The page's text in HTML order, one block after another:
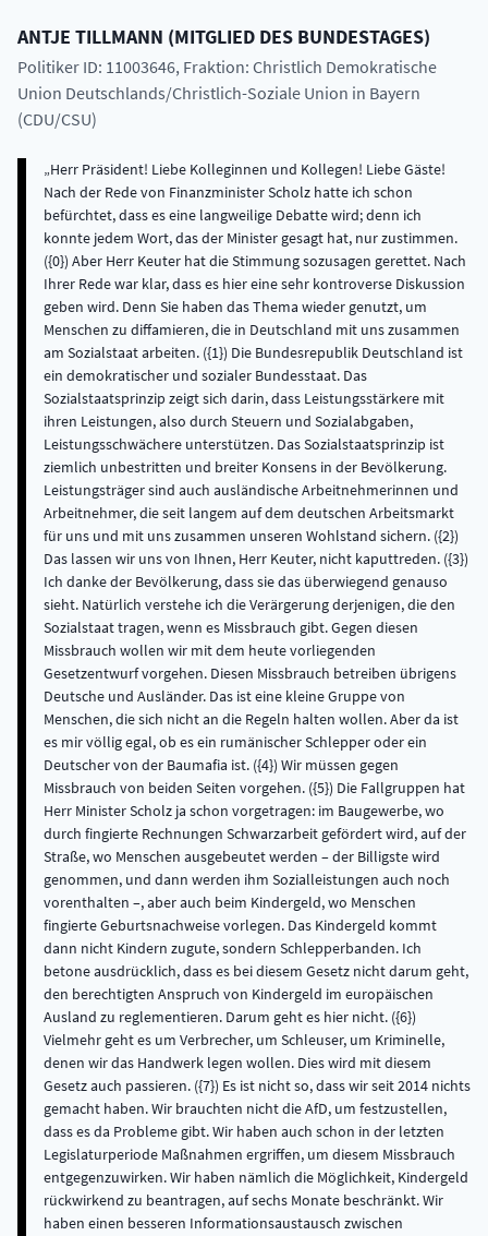
ANTJE TILLMANN (MITGLIED DES BUNDESTAGES)
Politiker ID: 11003646, Fraktion: Christlich Demokratische
Union Deutschlands/Christlich-Soziale Union in Bayern
(CDU/CSU)
Herr Präsident! Liebe Kolleginnen und Kollegen! Liebe Gäste!
Nach der Rede von Finanzminister Scholz hatte ich schon
befürchtet, dass es eine langweilige Debatte wird; denn ich
konnte jedem Wort, das der Minister gesagt hat, nur zustimmen.
({0}) Aber Herr Keuter hat die Stimmung sozusagen gerettet. Nach
Ihrer Rede war klar, dass es hier eine sehr kontroverse Diskussion
geben wird. Denn Sie haben das Thema wieder genutzt, um
Menschen zu diffamieren, die in Deutschland mit uns zusammen
am Sozialstaat arbeiten. ({1}) Die Bundesrepublik Deutschland ist
ein demokratischer und sozialer Bundesstaat. Das
Sozialstaatsprinzip zeigt sich darin, dass Leistungsstärkere mit
ihren Leistungen, also durch Steuern und Sozialabgaben,
Leistungsschwächere unterstützen. Das Sozialstaatsprinzip ist
ziemlich unbestritten und breiter Konsens in der Bevölkerung.
Leistungsträger sind auch ausländische Arbeitnehmerinnen und
Arbeitnehmer, die seit langem auf dem deutschen Arbeitsmarkt
für uns und mit uns zusammen unseren Wohlstand sichern. ({2})
Das lassen wir uns von Ihnen, Herr Keuter, nicht kaputtreden. ({3})
Ich danke der Bevölkerung, dass sie das überwiegend genauso
sieht. Natürlich verstehe ich die Verärgerung derjenigen, die den
Sozialstaat tragen, wenn es Missbrauch gibt. Gegen diesen
Missbrauch wollen wir mit dem heute vorliegenden
Gesetzentwurf vorgehen. Diesen Missbrauch betreiben übrigens
Deutsche und Ausländer. Das ist eine kleine Gruppe von
Menschen, die sich nicht an die Regeln halten wollen. Aber da ist
es mir völlig egal, ob es ein rumänischer Schlepper oder ein
Deutscher von der Baumafia ist. ({4}) Wir müssen gegen
Missbrauch von beiden Seiten vorgehen. ({5}) Die Fallgruppen hat
Herr Minister Scholz ja schon vorgetragen: im Baugewerbe, wo
durch fingierte Rechnungen Schwarzarbeit gefördert wird, auf der
Straße, wo Menschen ausgebeutet werden – der Billigste wird
genommen, und dann werden ihm Sozialleistungen auch noch
vorenthalten –, aber auch beim Kindergeld, wo Menschen
fingierte Geburtsnachweise vorlegen. Das Kindergeld kommt
dann nicht Kindern zugute, sondern Schlepperbanden. Ich
betone ausdrücklich, dass es bei diesem Gesetz nicht darum geht,
den berechtigten Anspruch von Kindergeld im europäischen
Ausland zu reglementieren. Darum geht es hier nicht. ({6})
Vielmehr geht es um Verbrecher, um Schleuser, um Kriminelle,
denen wir das Handwerk legen wollen. Dies wird mit diesem
Gesetz auch passieren. ({7}) Es ist nicht so, dass wir seit 2014 nichts
gemacht haben. Wir brauchten nicht die AfD, um festzustellen,
dass es da Probleme gibt. Wir haben auch schon in der letzten
Legislaturperiode Maßnahmen ergriffen, um diesem Missbrauch
entgegenzuwirken. Wir haben nämlich die Möglichkeit, Kindergeld
rückwirkend zu beantragen, auf sechs Monate beschränkt. Wir
haben einen besseren Informationsaustausch zwischen